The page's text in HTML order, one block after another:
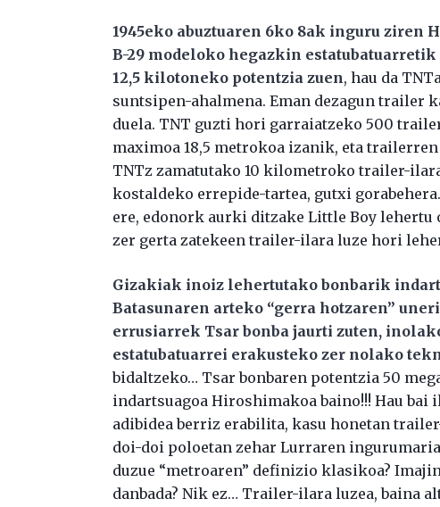
1945eko abuztuaren 6ko 8ak inguru ziren
B-29 modeloko hegazkin
12,5 kilotoneko potentzia zuen, hau da
suntsipen-ahalmena. Eman dezagun trailer
duela. TNT guzti hori garraiatzeko 500
maximoa 18,5 metrokoa izanik, eta
TNTz zamatutako 10 kilometroko trailer-
kostaldeko errepide-tartea, gutxi
ere, edonork aurki ditzake Little Boy
zer gerta zatekeen trailer-ilara luze hori
Gizakiak inoiz lehertutako bonbarik
Batasunaren arteko “gerra hotzaren”
errusiarrek Tsar bonba jaurti zuten,
estatubatuarrei erakusteko zer nolako
bidaltzeko… Tsar bonbaren potentzia 50
indartsuagoa Hiroshimakoa baino!!! Hau
adibidea berriz erabilita, kasu honetan
doi-doi poloetan zehar Lurraren
duzue “metroaren” definizio klasikoa?
danbada? Nik ez… Trailer-ilara luzea, baina